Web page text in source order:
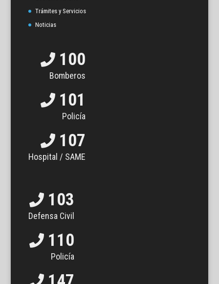
Trámites y Servicios
Noticias
100
Bomberos
101
Policía
107
Hospital / SAME
103
Defensa Civil
110
Policía